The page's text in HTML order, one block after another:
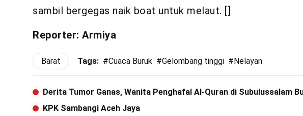
sambil bergegas naik boat untuk melaut. []
Reporter: Armiya
Barat Tags: #Cuaca Buruk #Gelombang tinggi #Nelayan
Derita Tumor Ganas, Wanita Penghafal Al-Quran di Subulussalam
KPK Sambangi Aceh Jaya